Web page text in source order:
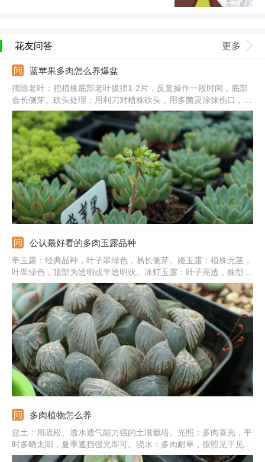
花友问答 更多
蓝苹果多肉怎么养爆盆
摘除老叶：把植株底部老叶拔掉1-2片，反复操作一段时间，底部
会长侧芽。砍头处理：用利刀对植株砍头，用多菌灵涂抹伤口，并
在阴凉通风处养。光照充足：把它放到向阳处，每天见光不少于5
个小时，夏季要避免暴晒。合理浇水：生长期保持土壤湿润，大型
植株可适当控水，保证良好的通风性。
公认最好看的多肉玉露品种
帝玉露：经典品种，叶子翠绿色，易长侧芽。姬玉露：植株无茎，
叶翠绿色，顶部为透明或半透明状。冰灯玉露：叶子亮透，株型
大，生长紧凑，叶片饱满肥厚。宫灯玉露：顶部有细绒毛，叶片深
绿色，顶部有纹路。霓虹灯玉露：叶片为三角形，顶端有窗，大且
亮，绿色，光照充足为紫黑色。
多肉植物怎么养
盆土：用疏松、透水透气能力强的土壤栽培。光照：多肉喜光，平
时多晒太阳，夏季遮挡强光即可。浇水：多肉耐旱，按照见干见湿
法浇水最好，夏冬季严格控水。温度：主要控制夏季和冬季的温